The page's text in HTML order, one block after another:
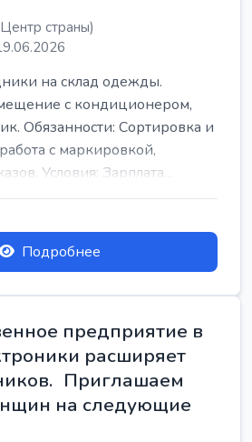
страны)
на склад одежды.
с кондиционером,
Обязанности: Сортировка и
с маркировкой,
Условия: Зарплата...
Подробнее
предприятие в
расширяет
Приглашаем
на следующие